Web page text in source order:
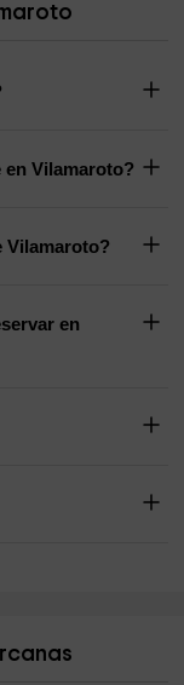
en Vilamaroto?
Cuál es el horario de entrada y salida de Vilamaroto?
en